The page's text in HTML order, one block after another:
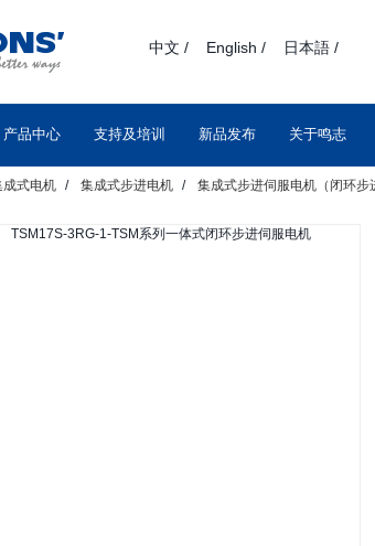
中文 / English / 日本語 /
产品中心 支持及培训 新品发布 关于鸣志
成式电机 集成式步进电机 集成式步进伺服电机（闭环步